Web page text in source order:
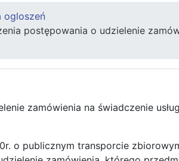
ogloszeń
postępowania o udzielenie
zamówienia na świadczenie
o publicznym transporcie